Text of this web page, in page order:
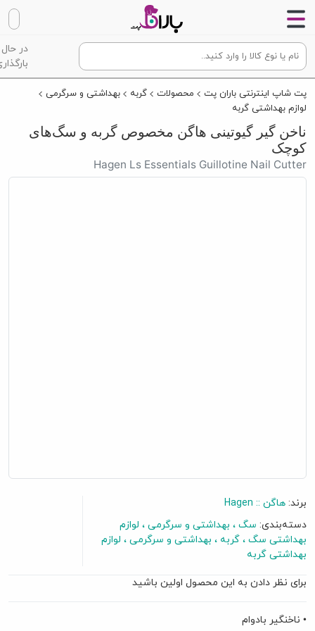
در حال
پت شاپ اینترنتی باران پت محصولات گربه
بهداشتی و سرگرمی
لوازم بهداشتی گربه
ناخن گیر گیوتینی هاگن مخصوص گربه و سگ‌های
کوچک
Hagen Ls Essentials Guillotine Nail Cutter
برند: هاگن :: ‌Hagen
دسته‌بندی: سگ بهداشتی و سرگرمی
لوازم
بهداشتی سگ
گربه بهداشتی و سرگرمی
لوازم
بهداشتی گربه
برای نظر دادن به این محصول اولین باشید
• ناخنگیر بادوام